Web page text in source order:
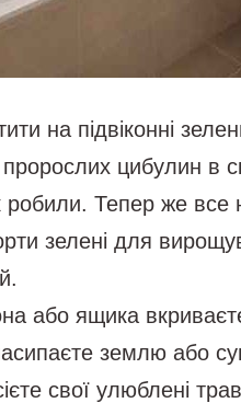
на підвіконні
цибулин в
робили. Тепер же все
зелені для
або ящика
землю або
свої улюблені